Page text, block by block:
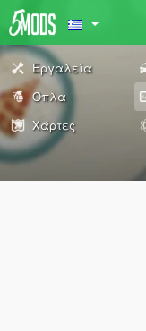
Εργαλεία
Όπλα
Χάρτες